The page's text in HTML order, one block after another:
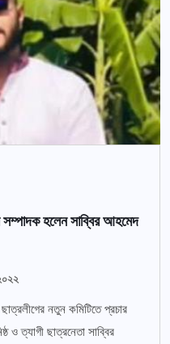
সম্পাদক হলেন সাব্বির আহমেদ
নতুন কমিটিতে প্রচার
ও ত্যাগী ছাত্রনেতা সাব্বির